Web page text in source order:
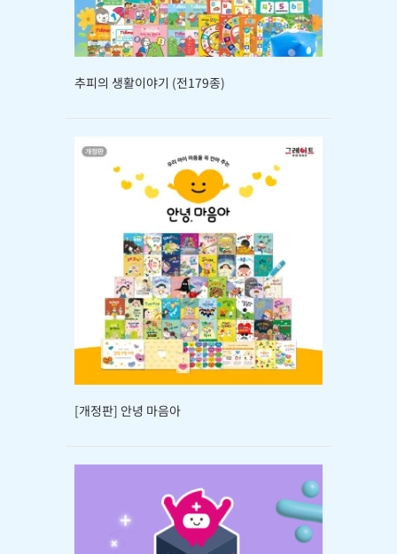
추피의 생활이야기 (전179종)
[개정판] 안녕 마음아